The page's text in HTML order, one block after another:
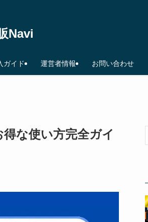
Navi
ガイド 運営者情報 お問い合わせ
な使い方完全ガイ